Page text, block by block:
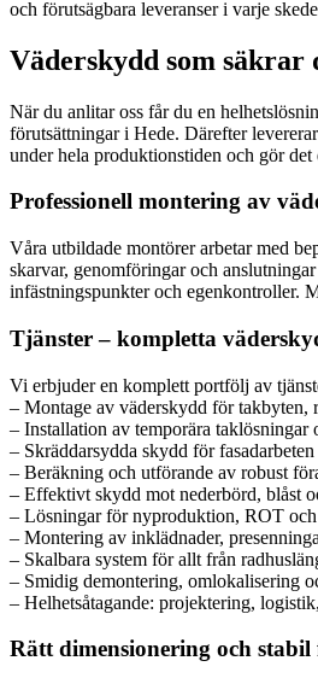
och förutsägbara leveranser i varje
Väderskydd som
När du anlitar oss får du en
förutsättningar i Hede. Därefter
under hela produktionstiden och gör
Professionell montering av
Våra utbildade montörer arbetar med
skarvar, genomföringar och
infästningspunkter och egenkontroller.
Tjänster – kompletta
Vi erbjuder en komplett portfölj av
– Montage av väderskydd för
– Installation av temporära taklösningar
– Skräddarsydda skydd för
– Beräkning och utförande av robust
– Effektivt skydd mot nederbörd, blåst
– Lösningar för nyproduktion, ROT
– Montering av inklädnader,
– Skalbara system för allt från
– Smidig demontering, omlokalisering
– Helhetsåtagande: projektering,
Rätt dimensionering och